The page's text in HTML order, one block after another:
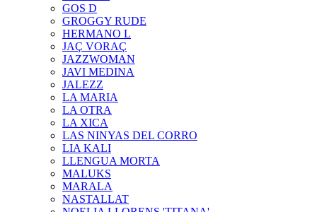
GOS D
GROGGY RUDE
HERMANO L
JAÇ VORAÇ
JAZZWOMAN
JAVI MEDINA
JALEZZ
LA MARIA
LA OTRA
LA XICA
LAS NINYAS DEL CORRO
LIA KALI
LLENGUA MORTA
MALUKS
MARALA
NASTALLAT